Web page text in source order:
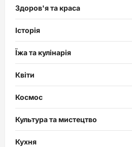
Здоров'я та краса
Історія
Їжа та кулінарія
Квіти
Космос
Культура та мистецтво
Кухня